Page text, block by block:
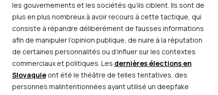
les gouvernements et les sociétés qu’ils ciblent. Ils sont de
plus en plus nombreux à avoir recours à cette tactique, qui
consiste à répandre délibérément de fausses informations
afin de manipuler l’opinion publique, de nuire à la réputation
de certaines personnalités ou d’influer sur les contextes
commerciaux et politiques. Les dernières élections en
Slovaquieont été le théâtre de telles tentatives, des
personnes malintentionnées ayant utilisé un deepfake